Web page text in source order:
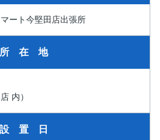
ート今堅田店出張所
所 在 地
内）
設 置 日